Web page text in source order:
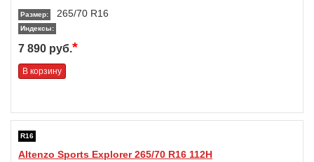
Размер: 265/70 R16
Индексы:
7 890 руб.*
В корзину
R16
Altenzo Sports Explorer 265/70 R16 112H